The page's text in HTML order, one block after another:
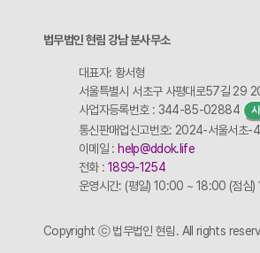
법무법인 현림 강남 분사무소
대표자: 황서형
서울특별시 서초구 사평대로57길 29
사업자등록번호 : 344-85-02884
통신판매업신고번호: 2024-서울서초-
이메일 : help@ddok.life
전화 : 1899-1254
운영시간: (평일) 10:00 ~ 18:00 (점심
Copyright ⓒ 법무법인 현림. All rights